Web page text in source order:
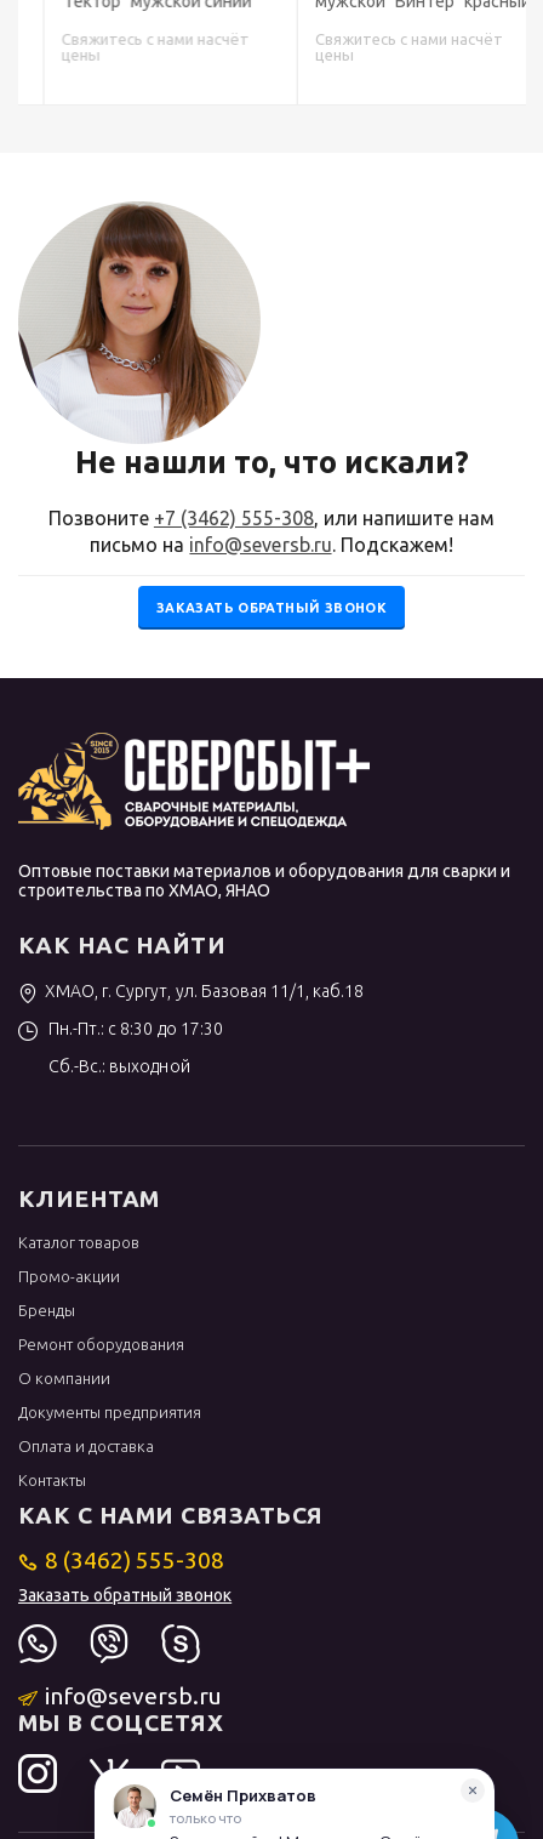
Свяжитесь с нами насчёт
цены
Свяжитесь с нами насчёт
цены
Не нашли то, что искали?
Позвоните +7 (3462) 555-308, или напишите нам
письмо на info@seversb.ru. Подскажем!
ЗАКАЗАТЬ ОБРАТНЫЙ ЗВОНОК
Оптовые поставки материалов и оборудования для сварки и
строительства по ХМАО, ЯНАО
КАК НАС НАЙТИ
ХМАО, г. Сургут, ул. Базовая 11/1, каб.18
Пн.-Пт.: с 8:30 до 17:30
Сб.-Вс.: выходной
КЛИЕНТАМ
Каталог товаров
Промо-акции
Бренды
Ремонт оборудования
О компании
Документы предприятия
Оплата и доставка
Контакты
КАК С НАМИ СВЯЗАТЬСЯ
8 (3462) 555-308
Заказать обратный звонок
info@seversb.ru
МЫ В СОЦСЕТЯХ